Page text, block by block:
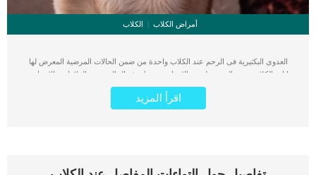
أمراض الكلاب الكلاب
العدوى البكتيرية فى الرحم عند الكلاب واحدة من ضمن الحالات المرضية المعرض لها
اناث الكلاب نتيجة التعرض لبعض الاسباب. ترتبط هذه الحالة ببعض العلامات والاعراض
التى سننقلها لك من خلال هذا المقال. كما سنقدم لك الاسباب وخطوات الفحص الطبى
وافضل الطرق العلاجية. تعرف هذه الحالة باسم عدوى بكتيرية (ميتريتيس) للرحم في
الكلاب. اقرأ ايضا: علاج تقيح الرحم عند الكلاب العدوى البكتيرية فى الرحم هو عبارة عن
اقرأ المزيد